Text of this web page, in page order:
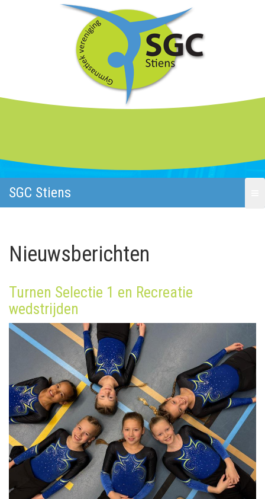
SGC Stiens
Nieuwsberichten
Turnen Selectie 1 en Recreatie
wedstrijden